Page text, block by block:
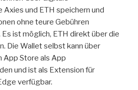
und ETH speichern und
ohne teure Gebühren
ist möglich, ETH direkt über die
Die Wallet selbst kann über
App Store als App
und ist als Extension für
verfügbar.